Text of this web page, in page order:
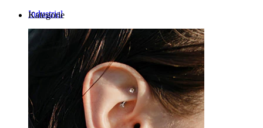
Industrial
Kategorie
Pępek
Sutek
Industrial
Dermal